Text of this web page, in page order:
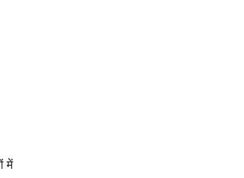
में